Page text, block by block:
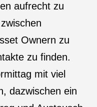
aufrecht zu
Ownern zu
zu finden.
mit viel
dazwischen ein